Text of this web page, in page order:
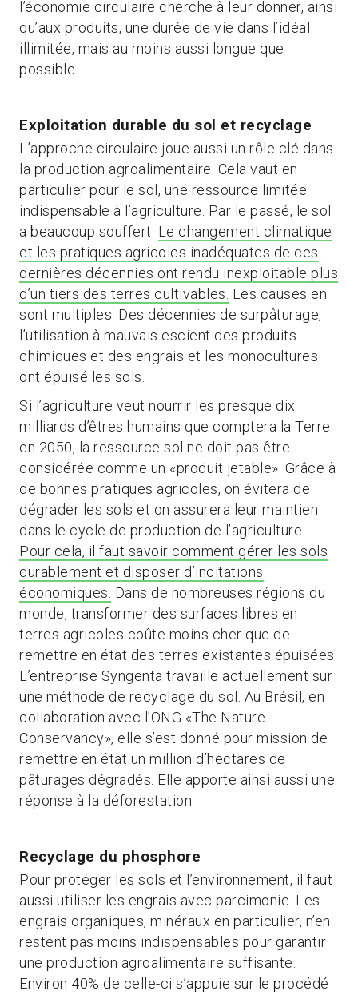
l’économie circulaire cherche à leur donner, ainsi
qu’aux produits, une durée de vie dans l’idéal
illimitée, mais au moins aussi longue que
possible.
Exploitation durable du sol et recyclage
L’approche circulaire joue aussi un rôle clé dans
la production agroalimentaire. Cela vaut en
particulier pour le sol, une ressource limitée
indispensable à l’agriculture. Par le passé, le sol
a beaucoup souffert. Le changement climatique
et les pratiques agricoles inadéquates de ces
dernières décennies ont rendu inexploitable plus
d’un tiers des terres cultivables. Les causes en
sont multiples. Des décennies de surpâturage,
l’utilisation à mauvais escient des produits
chimiques et des engrais et les monocultures
ont épuisé les sols.
Si l’agriculture veut nourrir les presque dix
milliards d’êtres humains que comptera la Terre
en 2050, la ressource sol ne doit pas être
considérée comme un «produit jetable». Grâce à
de bonnes pratiques agricoles, on évitera de
dégrader les sols et on assurera leur maintien
dans le cycle de production de l’agriculture.
Pour cela, il faut savoir comment gérer les sols
durablement et disposer d’incitations
économiques. Dans de nombreuses régions du
monde, transformer des surfaces libres en
terres agricoles coûte moins cher que de
remettre en état des terres existantes épuisées.
L’entreprise Syngenta travaille actuellement sur
une méthode de recyclage du sol. Au Brésil, en
collaboration avec l’ONG «The Nature
Conservancy», elle s’est donné pour mission de
remettre en état un million d’hectares de
pâturages dégradés. Elle apporte ainsi aussi une
réponse à la déforestation.
Recyclage du phosphore
Pour protéger les sols et l’environnement, il faut
aussi utiliser les engrais avec parcimonie. Les
engrais organiques, minéraux en particulier, n’en
restent pas moins indispensables pour garantir
une production agroalimentaire suffisante.
Environ 40% de celle-ci s’appuie sur le procédé